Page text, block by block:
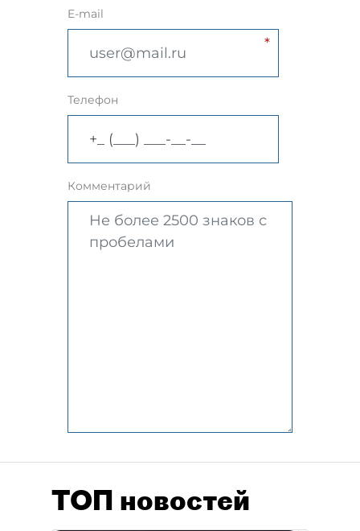
E-mail
Телефон
Комментарий
ТОП новостей